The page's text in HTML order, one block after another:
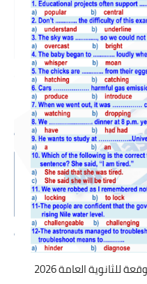
للثانوية العامة 2026